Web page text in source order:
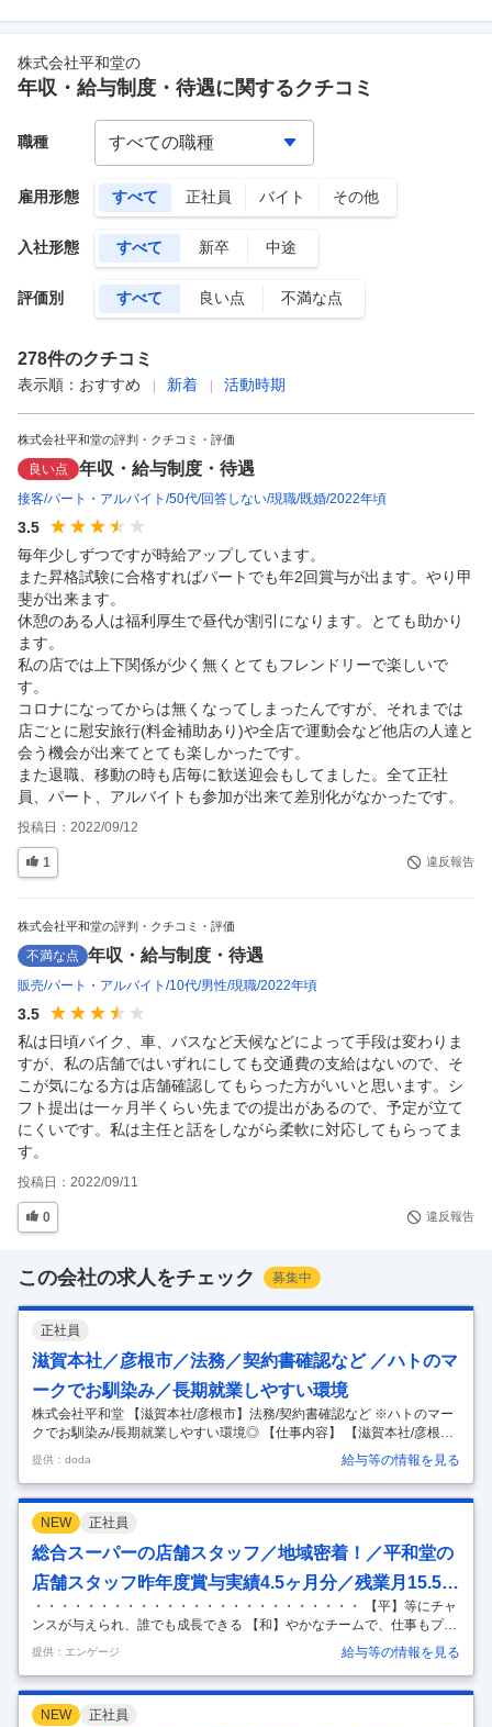
株式会社平和堂の
年収・給与制度・待遇に関するクチコミ
雇用形態 すべて 正社員 バイト その他
入社形態 すべて 新卒 中途
評価別 すべて 良い点 不満な点
職種
278件のクチコミ
表示順： おすすめ 新着 活動時期
株式会社平和堂の評判・クチコミ・評価
良い点 年収・給与制度・待遇
接客 パート・アルバイト 50代 回答しない 現職 既婚 2022年頃
3.5
毎年少しずつですが時給アップしています。
また昇格試験に合格すればパートでも年2回賞与が出ます。やり甲
斐が出来ます。
休憩のある人は福利厚生で昼代が割引になります。とても助かり
ます。
私の店では上下関係が少く無くとてもフレンドリーで楽しいで
す。
コロナになってからは無くなってしまったんですが、それまでは
店ごとに慰安旅行(料金補助あり)や全店で運動会など他店の人達と
会う機会が出来てとても楽しかったです。
また退職、移動の時も店毎に歓送迎会もしてました。全て正社
員、パート、アルバイトも参加が出来て差別化がなかったです。
投稿日： 2022/09/12
1 違反報告
株式会社平和堂の評判・クチコミ・評価
不満な点 年収・給与制度・待遇
販売 パート・アルバイト 10代 男性 現職 2022年頃
3.5
私は日頃バイク、車、バスなど天候などによって手段は変わりま
すが、私の店舗ではいずれにしても交通費の支給はないので、そ
こが気になる方は店舗確認してもらった方がいいと思います。シ
フト提出は一ヶ月半くらい先までの提出があるので、予定が立て
にくいです。私は主任と話をしながら柔軟に対応してもらってま
す。
投稿日： 2022/09/11
0 違反報告
この会社の求人をチェック 募集中
正社員
滋賀本社／彦根市／法務／契約書確認など ／ハトのマ
ークでお馴染み／長期就業しやすい環境
株式会社平和堂 【滋賀本社/彦根市】法務/契約書確認など ※ハトのマー
クでお馴染み/長期就業しやすい環境◎ 【仕事内容】 【滋賀本社/彦根
市】法務/契約書確認など ※ハトのマークでお馴染み/長期就業しやすい
環境◎ 【具体的な仕事内容】 ＜地域に愛されるハトのマークの総合スー
パー/長期就業◎＞ ■職務内容： 法務担当として下記業務をお任せしま
す。 (1)法務に関する事項 ・法規、訴訟等の業務および調査研究（会社
法、民法、独占禁止法、下請法等） ・契約書の点検に関する業務（契約
書チェック、ひな形の作成、修正） ・許認可届出に関する業務（防火管
理、酒類販売、医療機器、古物商等） ・弁護士、司法書士、 …
提供：doda 給与等の情報を見る
NEW 正社員
総合スーパーの店舗スタッフ／地域密着！／平和堂の
店舗スタッフ昨年度賞与実績4.5ヶ月分／残業月15.5時
間・・・・・・・・・・・・・・・・・・・・・・・・・ 【平】等にチャ
ンスが与えられ、誰でも成長できる 【和】やかなチームで、仕事もプラ
イベートも充実 【堂】々と信頼される職場で、地域貢献を実現しよう
・・・・・・・・・・・・・・・・・・・・・・・・・ 【平和堂のおす
すめポイント】 ◆年間休日117日！長期連休も取得可能 ーｖ－ー 当社で
はAIを導入した働き方改革で年間休日117日を記録しています。 また、
長期連休も制度として整っているので、旅行や趣味を楽しめます。 ◆幅
提供：エンゲージ 給与等の情報を見る
NEW 正社員